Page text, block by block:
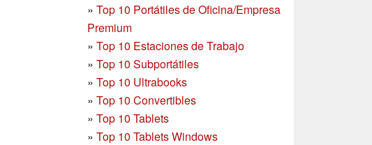
» Top 10 Portátiles de Oficina/Empresa
Premium
» Top 10 Estaciones de Trabajo
» Top 10 Subportátiles
» Top 10 Ultrabooks
» Top 10 Convertibles
» Top 10 Tablets
» Top 10 Tablets Windows